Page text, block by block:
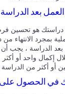
بعد الدراسة
هو تحسين فرصك
الانتهاء من
، يجب أن
واحد أو أكثر من
من الدراسة
على